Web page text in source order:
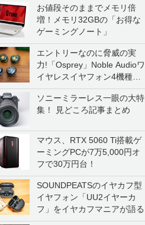
お値段そのままでメモリ倍
増！メモリ32GBの「お得な
ゲーミングノート」
エントリーなのに脅威の実
力!「Osprey」Noble Audioワ
イヤレスイヤフォン4機種を
一気に聴く
ソニーミラーレス一眼の大特
集！ 見どころ記事まとめ
マウス、RTX 5060 Ti搭載ゲ
ーミングPCが7万5,000円オ
フで30万円台！
SOUNDPEATSのイヤカフ型
イヤフォン「UU2イヤーカ
フ」をイヤカフマニアが語る